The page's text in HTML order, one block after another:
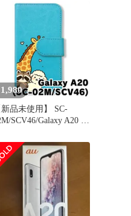
ース カードポケット
ース スタンド機能 ギ
ラクシーA20 傷つけ防
SCV49 SC-42A カバー
帳型 (赤) ギャラクシー
1,980
新品未使用】 SC-
SCV46/Galaxy A20 手
ー×ひょっこり仲間
3) ひょっこり キリン
ライグマ ひつじ flip2-
bl-583